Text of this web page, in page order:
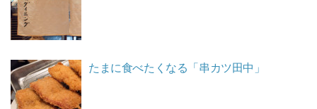
たまに食べたくなる「串カツ田中」